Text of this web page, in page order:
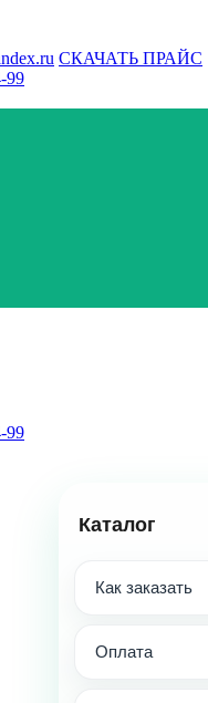
СКАЧАТЬ ПРАЙС
99
99
Каталог
Как заказать
Оплата